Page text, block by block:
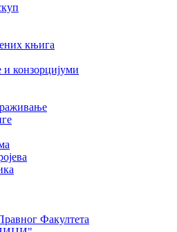
књига
и конзорцијуми
Факултета